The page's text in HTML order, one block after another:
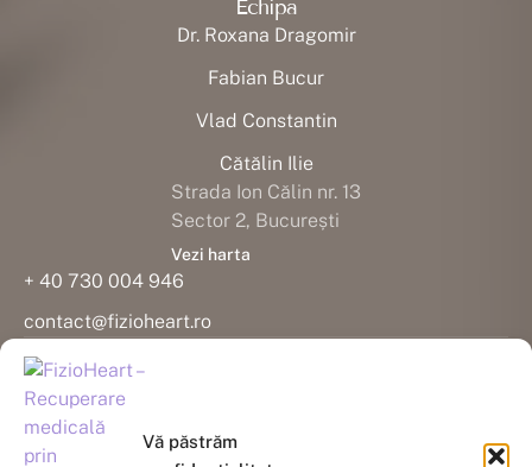
Vă păstrăm
Echipa
Dr. Roxana Dragomir
Fabian Bucur
Vlad Constantin
Cătălin Ilie
Strada Ion Călin nr. 13
Sector 2, București
Vezi harta
+ 40 730 004 946
contact@fizioheart.ro